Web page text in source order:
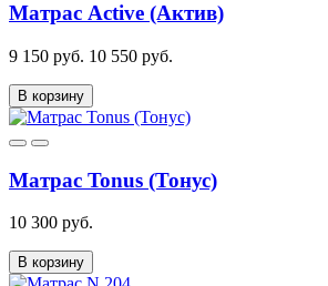
Матрас Active (Актив)
9 150 руб. 10 550 руб.
В корзину
Матрас Tonus (Тонус)
10 300 руб.
В корзину